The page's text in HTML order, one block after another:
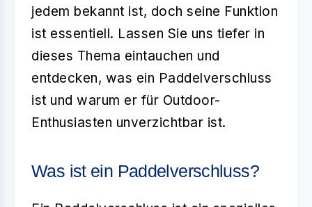
jedem bekannt ist, doch seine Funktion
ist essentiell. Lassen Sie uns tiefer in
dieses Thema eintauchen und
entdecken, was ein Paddelverschluss
ist und warum er für Outdoor-
Enthusiasten unverzichtbar ist.
Was ist ein Paddelverschluss?